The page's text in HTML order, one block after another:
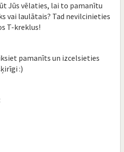
Jūs vēlaties, lai to pamanītu
vai laulātais? Tad nevilcinieties
T-kreklus!
pamanīts un izcelsieties
:)